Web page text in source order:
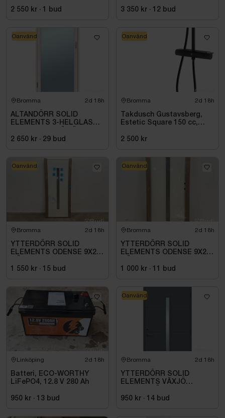
2 550 kr · 1 bud
3 350 kr · 12 bud
Bromma 2d 18h
ALTANDÖRR SOLID
ELEMENTS 3-HELGLAS
2 650 kr · 29 bud
Oanvänd
Bromma 2d 18h
Takdusch Gustavsberg,
Estetic Square 150 cc,
2 500 kr
Oanvänd
Bromma 2d 18h
YTTERDÖRR SOLID
ELEMENTS ODENSE 9X20
1 550 kr · 15 bud
Oanvänd
Bromma 2d 18h
YTTERDÖRR SOLID
ELEMENTS ODENSE 9X21
1 000 kr · 11 bud
Oanvänd
Linköping 2d 18h
Batteri, ECO-WORTHY
LiFePO4, 12.8 V 280 Ah
950 kr · 13 bud
Bromma 2d 18h
YTTERDÖRR SOLID
ELEMENTS VÄXJÖ
950 kr · 14 bud
Oanvänd